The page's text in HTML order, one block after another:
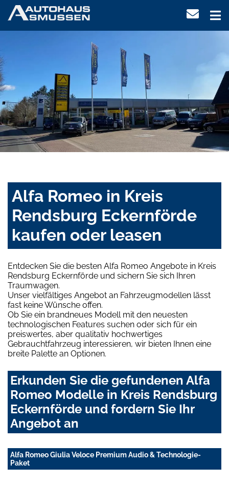
Alfa Romeo in Kreis
Rendsburg Eckernförde
kaufen oder leasen
Entdecken Sie die besten Alfa Romeo Angebote in Kreis
Rendsburg Eckernförde und sichern Sie sich Ihren
Traumwagen.
Unser vielfältiges Angebot an Fahrzeugmodellen lässt
fast keine Wünsche offen.
Ob Sie ein brandneues Modell mit den neuesten
technologischen Features suchen oder sich für ein
preiswertes, aber qualitativ hochwertiges
Gebrauchtfahrzeug interessieren, wir bieten Ihnen eine
breite Palette an Optionen.
Erkunden Sie die gefundenen Alfa
Romeo Modelle in Kreis Rendsburg
Eckernförde und fordern Sie Ihr
Angebot an
Alfa Romeo Giulia Veloce Premium Audio & Technologie-
Paket